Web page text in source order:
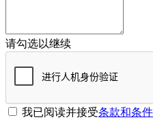
请勾选以继续
我已阅读并接受条款和条件